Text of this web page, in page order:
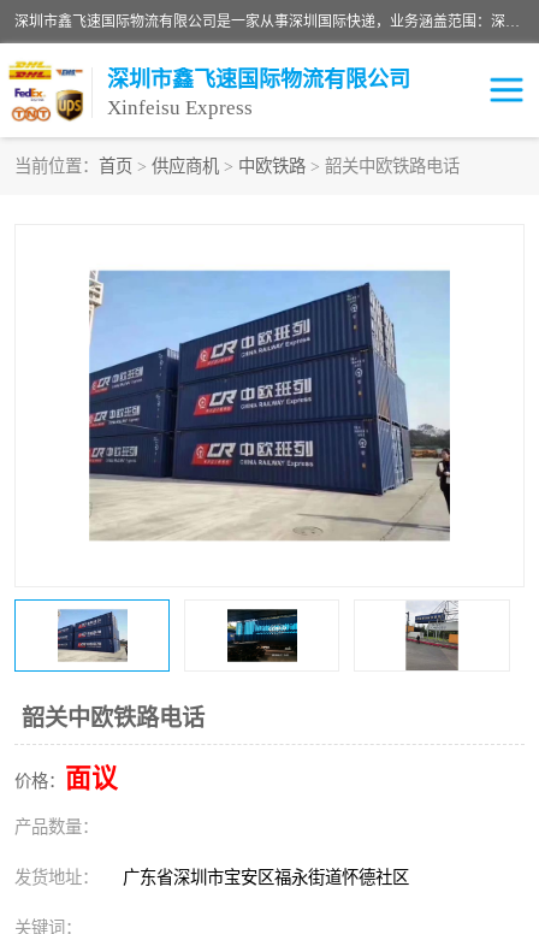
深圳市鑫飞速国际物流有限公司是一家从事深圳国际快递，业务涵盖范围：深圳DHL国际快递、深圳国际快递公司、深圳国际物流公司、深圳国际快递、深圳DHL国际快递电话可拨打全国服务热线：15019287411。欢迎各位亲来人来电到我司洽谈合作。
深圳市鑫飞速国际物流有限公司
Xinfeisu Express
当前位置： 首页 > 供应商机 > 中欧铁路 > 韶关中欧铁路电话
韶关中欧铁路电话
价格： 面议
产品数量：
发货地址： 广东省深圳市宝安区福永街道怀德社区
关键词：
俄罗斯快递 巴西快递
深圳DHL国际快递 伊朗快递
UPS国际快递 深圳国际快递公司
深圳国际物流公司 深圳国际快递电话
DHL国际快递电话 深圳国际快递